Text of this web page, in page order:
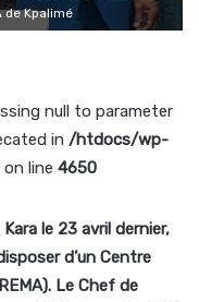
de Kpalimé
null to parameter
in /htdocs/wp-
on line 4650
le 23 avril dernier,
d’un Centre
Le Chef de